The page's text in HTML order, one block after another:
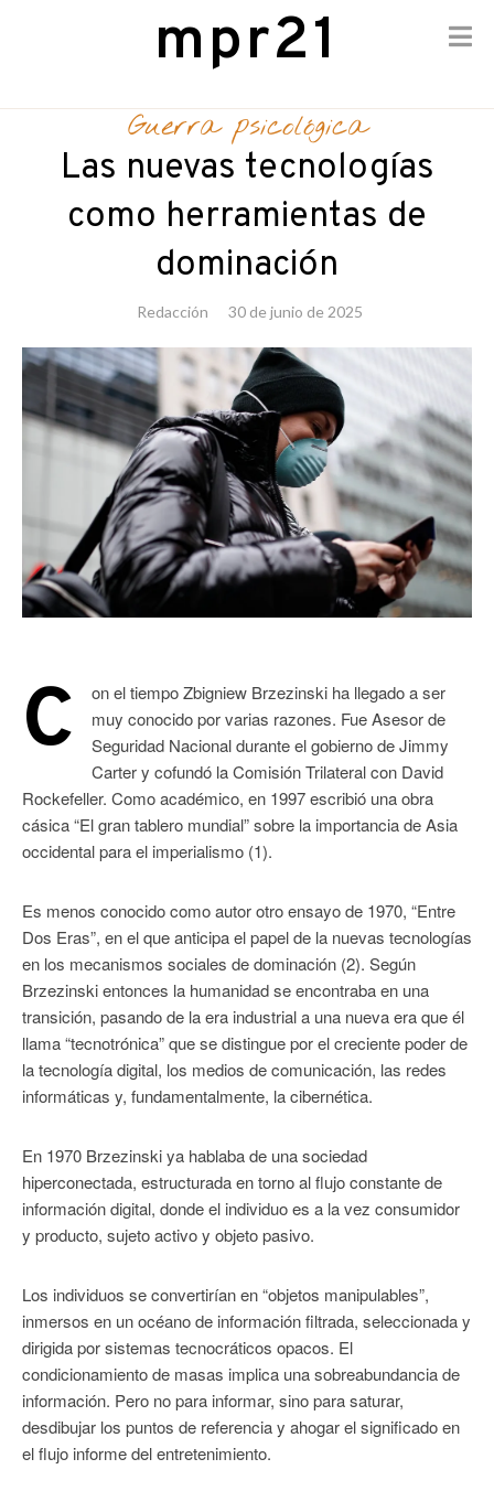
mpr21
Guerra psicológica
Las nuevas tecnologías
como herramientas de
dominación
Redacción 30 de junio de 2025
C
on el tiempo Zbigniew Brzezinski ha llegado a ser
muy conocido por varias razones. Fue Asesor de
Seguridad Nacional durante el gobierno de Jimmy
Carter y cofundó la Comisión Trilateral con David
Rockefeller. Como académico, en 1997 escribió una obra
cásica “El gran tablero mundial” sobre la importancia de Asia
occidental para el imperialismo (1).
Es menos conocido como autor otro ensayo de 1970, “Entre
Dos Eras”, en el que anticipa el papel de la nuevas tecnologías
en los mecanismos sociales de dominación (2). Según
Brzezinski entonces la humanidad se encontraba en una
transición, pasando de la era industrial a una nueva era que él
llama “tecnotrónica” que se distingue por el creciente poder de
la tecnología digital, los medios de comunicación, las redes
informáticas y, fundamentalmente, la cibernética.
En 1970 Brzezinski ya hablaba de una sociedad
hiperconectada, estructurada en torno al flujo constante de
información digital, donde el individuo es a la vez consumidor
y producto, sujeto activo y objeto pasivo.
Los individuos se convertirían en “objetos manipulables”,
inmersos en un océano de información filtrada, seleccionada y
dirigida por sistemas tecnocráticos opacos. El
condicionamiento de masas implica una sobreabundancia de
información. Pero no para informar, sino para saturar,
desdibujar los puntos de referencia y ahogar el significado en
el flujo informe del entretenimiento.